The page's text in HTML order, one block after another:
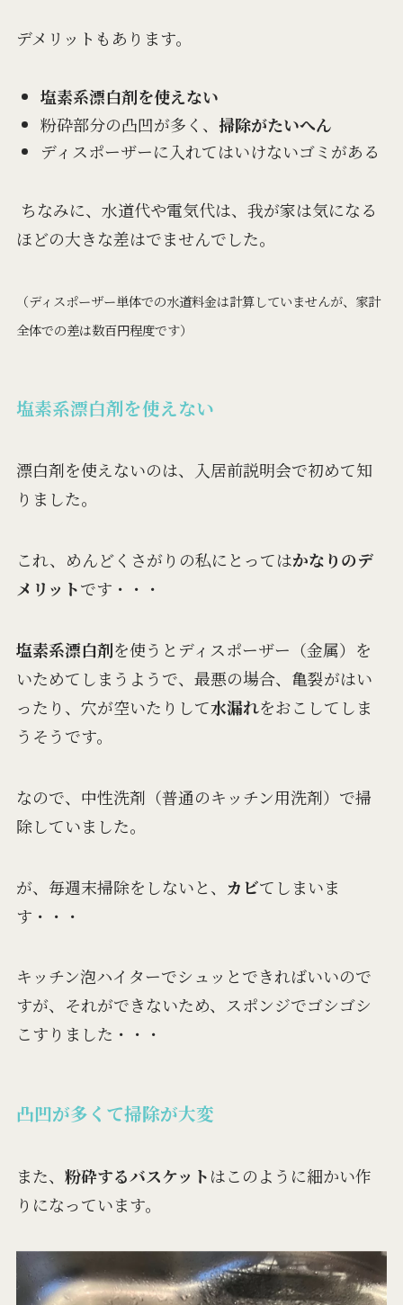
デメリットもあります。
塩素系漂白剤を使えない
粉砕部分の凸凹が多く、 掃除がたいへん
ディスポーザーに入れてはいけないゴミがある
ちなみに、水道代や電気代は、我が家は気になる
ほどの大きな差はでませんでした。
（ディスポーザー単体での水道料金は計算していませんが、家計
全体での差は数百円程度です）
塩素系漂白剤を使えない
漂白剤を使えないのは、入居前説明会で初めて知
りました。
これ、めんどくさがりの私にとってはかなりのデ
メリットです・・・
塩素系漂白剤を使うとディスポーザー（金属）を
いためてしまうようで、最悪の場合、亀裂がはい
ったり、穴が空いたりして水漏れをおこしてしま
うそうです。
なので、中性洗剤（普通のキッチン用洗剤）で掃
除していました。
が、毎週末掃除をしないと、 カビてしまいま
す・・・
キッチン泡ハイターでシュッとできればいいので
すが、それができないため、スポンジでゴシゴシ
こすりました・・・
凸凹が多くて掃除が大変
また、 粉砕するバスケットはこのように細かい作
りになっています。